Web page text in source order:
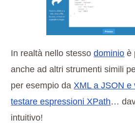
In realtà nello stessodominio è
anche ad altri strumenti simili
per esempio da XML a JSON e
testare espressioni XPath…
intuitivo!